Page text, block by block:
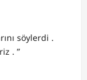
söylerdi .
. ”